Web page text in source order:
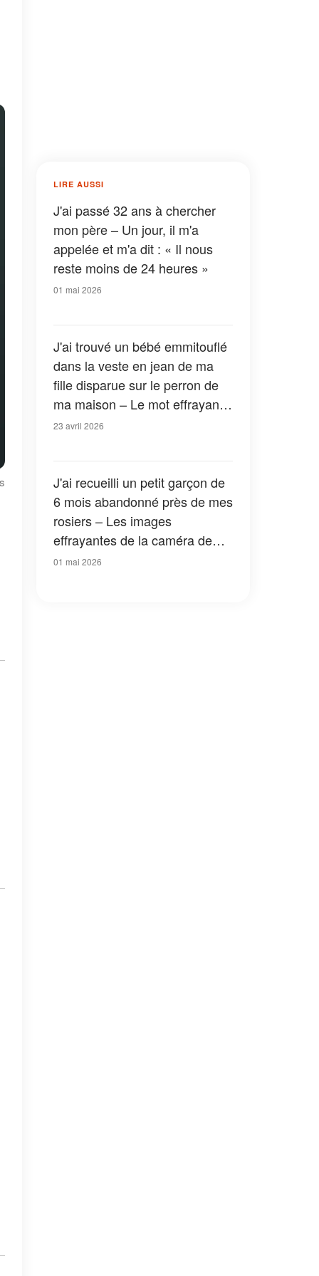
LIRE AUSSI
J'ai passé 32 ans à chercher
mon père – Un jour, il m'a
appelée et m'a dit : « Il nous
reste moins de 24 heures »
01 mai 2026
J'ai trouvé un bébé emmitouflé
dans la veste en jean de ma
fille disparue sur le perron de
ma maison – Le mot effrayant
que j'ai sorti de la poche m'a
23 avril 2026
J'ai recueilli un petit garçon de
6 mois abandonné près de mes
rosiers – Les images
effrayantes de la caméra de
surveillance que j'ai visionnées
01 mai 2026